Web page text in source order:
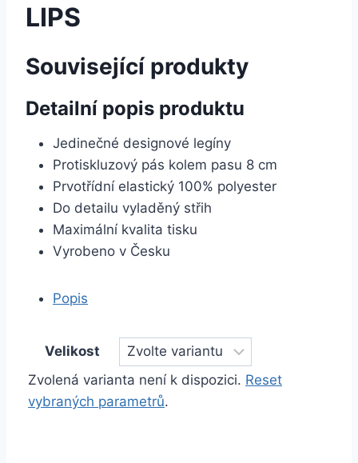
LIPS
Související produkty
Detailní popis produktu
Jedinečné designové legíny
Protiskluzový pás kolem pasu 8 cm
Prvotřídní elastický 100% polyester
Do detailu vyladěný střih
Maximální kvalita tisku
Vyrobeno v Česku
Popis
Velikost
Zvolená varianta není k dispozici. Reset
vybraných parametrů.